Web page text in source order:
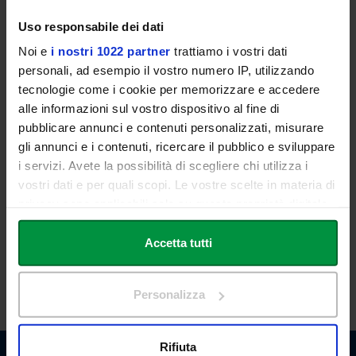
Uso responsabile dei dati
Noi e i nostri 1022 partner trattiamo i vostri dati
personali, ad esempio il vostro numero IP, utilizzando
tecnologie come i cookie per memorizzare e accedere
alle informazioni sul vostro dispositivo al fine di
pubblicare annunci e contenuti personalizzati, misurare
gli annunci e i contenuti, ricercare il pubblico e sviluppare
i servizi. Avete la possibilità di scegliere chi utilizza i
vostri dati e per quali scopi. Le vostre scelte in materia di
in cui avete effettuato le vostre scelte. È possibile
modificare o revocare il proprio consenso in qualsiasi
momento dalla Dichiarazione sui cookie o facendo clic
Con il tuo consenso, vorremmo anche:
raccogliere informazioni sulla tua posizione
Accetta tutti
Personalizza
Rifiuta
Curatore del Rapporto
Maria Luisa FANTAPPIÉ
Responsabile del programma Mediterraneo Medioriente e Africa –
IAI
ore 15:15
DISCUSSIONE E Q&A
Loretta DELL'AGUZZO
Docente di Scienza Politica – Università degli studi Link
SCARICA LA LOCANDINA